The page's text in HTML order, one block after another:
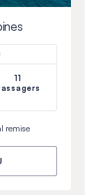
11
remise